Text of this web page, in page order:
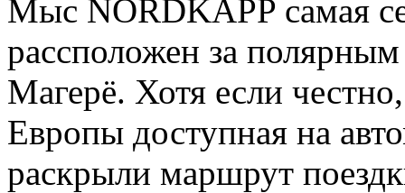
Мыс NORDKAPP самая
рассположен за
Магерё. Хотя если
Европы доступная на
раскрыли маршрут